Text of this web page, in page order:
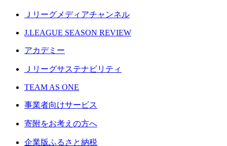
Ｊリーグメディアチャンネル
J.LEAGUE SEASON REVIEW
アカデミー
Ｊリーグサステナビリティ
TEAM AS ONE
事業者向けサービス
寄附をお考えの方へ
企業版ふるさと納税